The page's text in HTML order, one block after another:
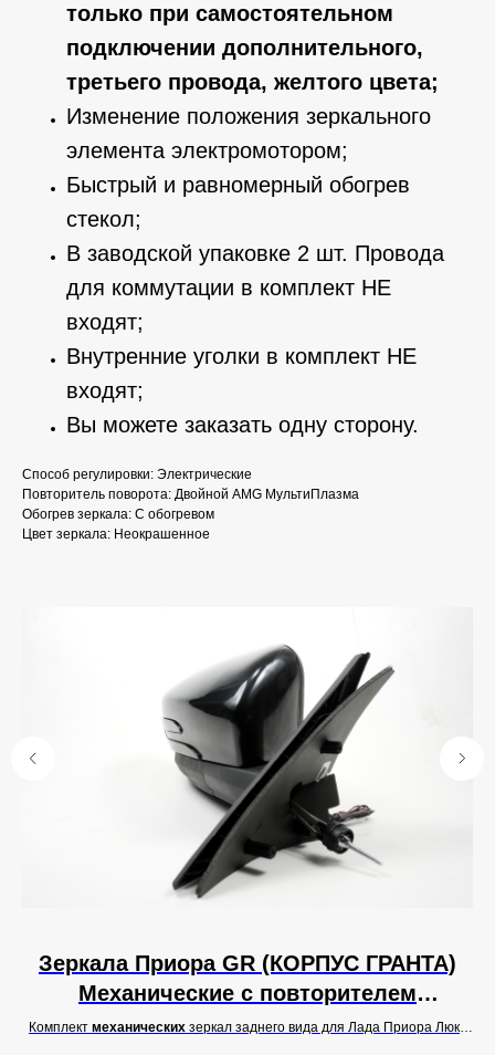
только при самостоятельном
подключении дополнительного,
третьего провода, желтого цвета;
Изменение положения зеркального
элемента электромотором;
Быстрый и равномерный обогрев
стекол;
В заводской упаковке 2 шт. Провода
для коммутации в комплект НЕ
входят;
Внутренние уголки в комплект НЕ
входят;
Вы можете заказать одну сторону.
Способ регулировки: Электрические
Повторитель поворота: Двойной AMG МультиПлазма
Обогрев зеркала: С обогревом
Цвет зеркала: Неокрашенное
Зеркала Приора GR (КОРПУС ГРАНТА)
Механические с повторителем
МУЛЬТИПЛАЗМА AMG и ОБОГРЕВОМ
Комплект механических зеркал заднего вида для Лада Приора Люкс